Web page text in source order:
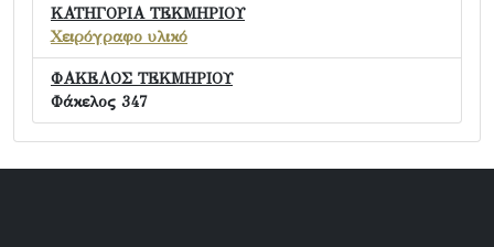
ΚΑΤΗΓΟΡΙΑ ΤΕΚΜΗΡΙΟΥ
Χειρόγραφο υλικό
ΦΑΚΕΛΟΣ ΤΕΚΜΗΡΙΟΥ
Φάκελος 347